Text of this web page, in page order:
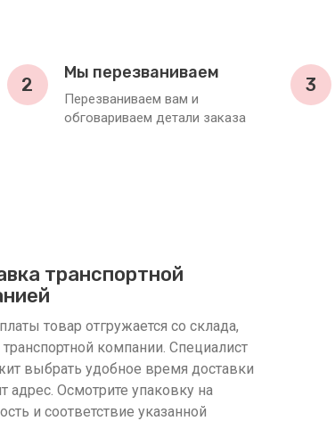
2
Мы перезваниваем
Перезваниваем вам и
обговариваем детали заказа
3
транспортной
товар отгружается со склада,
транспортной компании. Специалист
выбрать удобное время доставки
адрес. Осмотрите упаковку на
и соответствие указанной